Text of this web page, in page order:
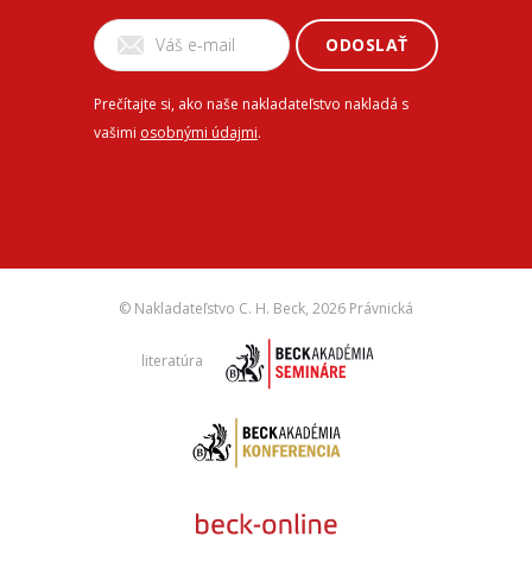
ODOSLAŤ
Prečítajte si, ako naše nakladateľstvo nakladá s
vašimi osobnými údajmi.
© Nakladateľstvo C. H. Beck, 2026 Právnická
literatúra